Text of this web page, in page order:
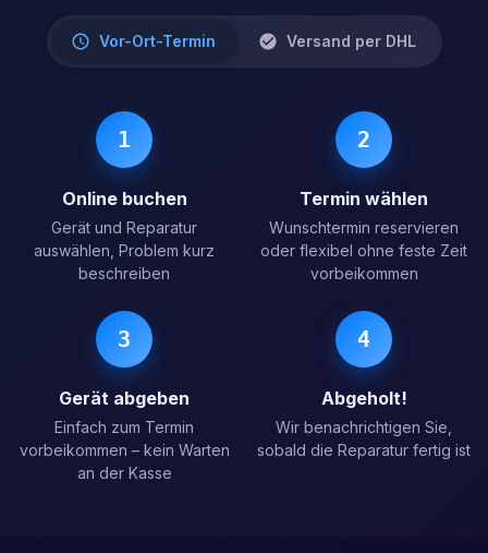
Vor-Ort-Termin Versand per DHL
1
Online buchen
Gerät und Reparatur
auswählen, Problem kurz
beschreiben
2
Termin wählen
Wunschtermin reservieren
oder flexibel ohne feste Zeit
vorbeikommen
3
Gerät abgeben
Einfach zum Termin
vorbeikommen – kein Warten
an der Kasse
4
Abgeholt!
Wir benachrichtigen Sie,
sobald die Reparatur fertig ist